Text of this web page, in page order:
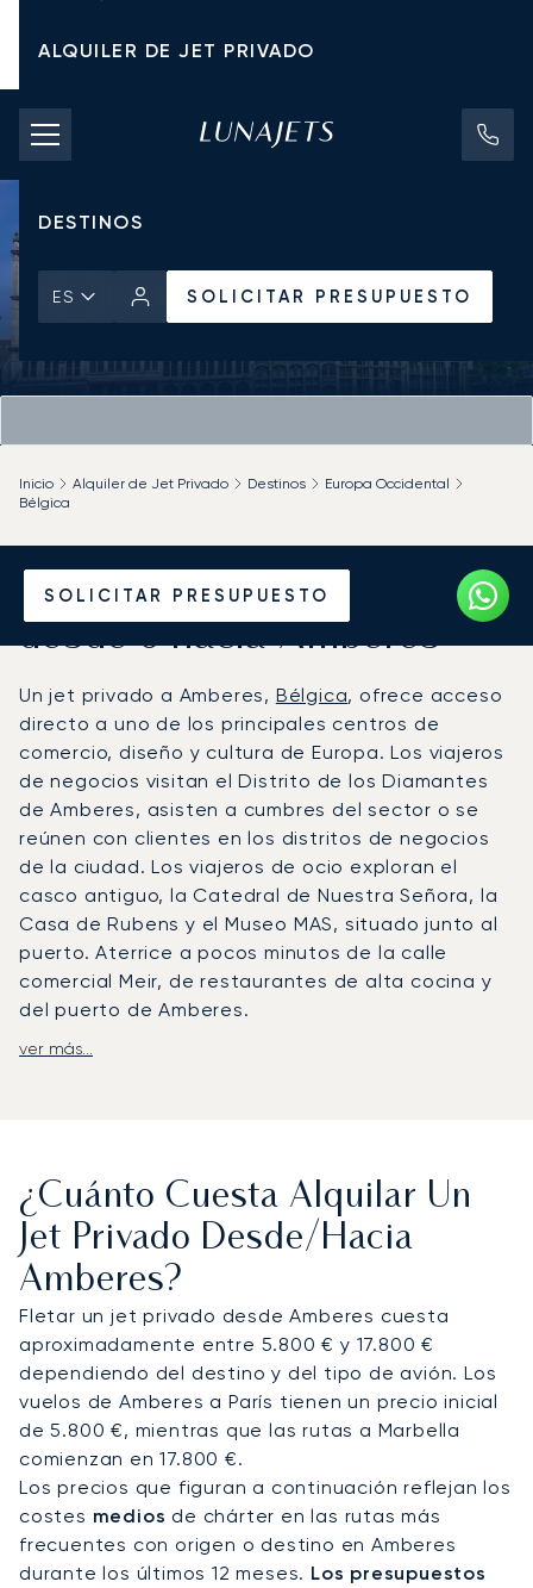
ALQUILER DE JET PRIVADO
TARIFAS DE CHÁRTER
JETS PRIVADOS
DESTINOS
ES SOLICITAR PRESUPUESTO
SOLICITAR PRESUPUESTO
Inicio Alquiler de Jet Privado Destinos
Europa Occidental
Bélgica
Alquile un Jet Privado
desde o hacia Amberes
Un jet privado a Amberes, Bélgica, ofrece acceso
directo a uno de los principales centros de
comercio, diseño y cultura de Europa. Los viajeros
de negocios visitan el Distrito de los Diamantes
de Amberes, asisten a cumbres del sector o se
reúnen con clientes en los distritos de negocios
de la ciudad. Los viajeros de ocio exploran el
casco antiguo, la Catedral de Nuestra Señora, la
Casa de Rubens y el Museo MAS, situado junto al
puerto. Aterrice a pocos minutos de la calle
comercial Meir, de restaurantes de alta cocina y
del puerto de Amberes.
LunaJets gestiona vuelos chárter al Aeropuerto
hoteles de lujo en el centro de la ciudad. A bordo
de su jet privado, disfrutará de asientos
espaciosos, gastronomía gourmet y total
privacidad. Nuestros clientes suelen elegir esta
ruta para viajes de negocios de alto nivel en el
sector del diamante, visitas a la industria de la
moda o fines de semana de compras de lujo en la
calle Meir.
Con dos décadas de experiencia, LunaJets fue el
primer bróker de aviación privada europeo en
obtener la certificación Argus®, lo que refleja
nuestro compromiso con la seguridad, la
integridad y la flexibilidad. Para Amberes,
ver más...
¿Cuánto Cuesta Alquilar Un
Jet Privado Desde/hacia
Amberes?
Fletar un jet privado desde Amberes cuesta
aproximadamente entre 5.800 € y 17.800 €
dependiendo del destino y del tipo de avión. Los
vuelos de Amberes a París tienen un precio inicial
de 5.800 €, mientras que las rutas a Marbella
comienzan en 17.800 €.
Los precios que figuran a continuación reflejan los
costes medios de chárter en las rutas más
frecuentes con origen o destino en Amberes
durante los últimos 12 meses. Los presupuestos